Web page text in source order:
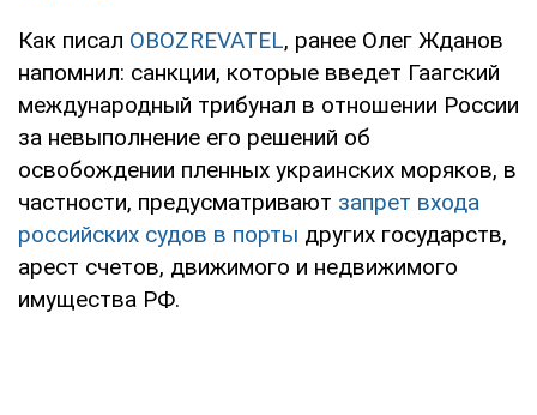
Как писал OBOZREVATEL, ранее Олег Жданов
напомнил: санкции, которые введет Гаагский
международный трибунал в отношении России
за невыполнение его решений об
освобождении пленных украинских моряков, в
частности, предусматривают запрет входа
российских судов в порты других государств,
арест счетов, движимого и недвижимого
имущества РФ.